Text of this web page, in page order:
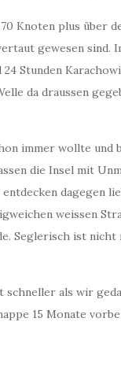
Knoten plus über
gewesen sind.
Stunden
da draussen
immer wollte und
die Insel mit
dagegen
weissen
Seglerisch ist
schneller als wir
15 Monate